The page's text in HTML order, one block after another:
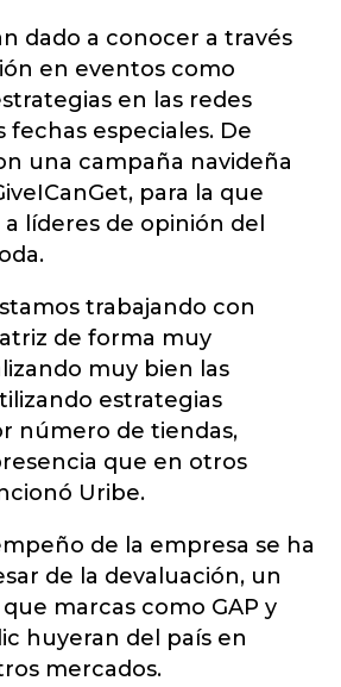
dado a conocer a través
en eventos como
en las redes
fechas especiales. De
una campaña navideña
para la que
líderes de opinión del
trabajando con
de forma muy
muy bien las
estrategias
número de tiendas,
que en otros
Uribe.
de la empresa se ha
de la devaluación, un
marcas como GAP y
huyeran del país en
mercados.